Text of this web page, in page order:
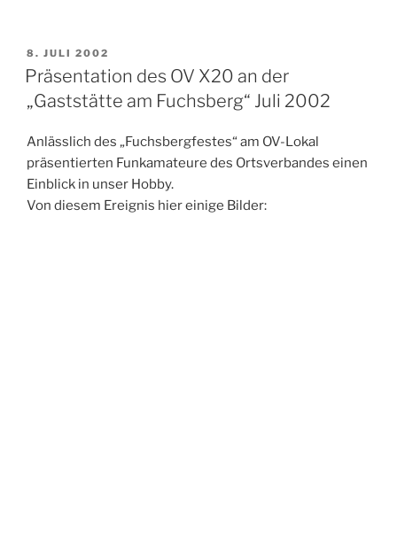
VERÖFFENTLICHT
AM
8. JULI 2002
Präsentation des OV X20 an der
„Gaststätte am Fuchsberg“ Juli 2002
Anlässlich des „Fuchsbergfestes“ am OV-Lokal
präsentierten Funkamateure des Ortsverbandes einen
Einblick in unser Hobby.
Von diesem Ereignis hier einige Bilder: